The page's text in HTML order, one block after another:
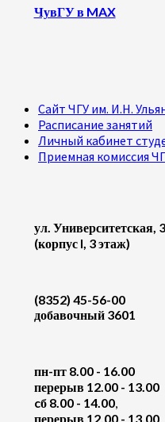
ЧувГУ в MAX
Сайт ЧГУ им. И.Н.
Расписание занятий
Личный кабинет
Приемная комиссия
ул. Университетская,
(корпус I, 3 этаж)
(8352) 45-56-00
добавочный 3601
пн-пт 8.00 - 16.00
перерыв 12.00 - 13.00
cб 8.00 - 14.00,
перерыв 12.00 - 13.00